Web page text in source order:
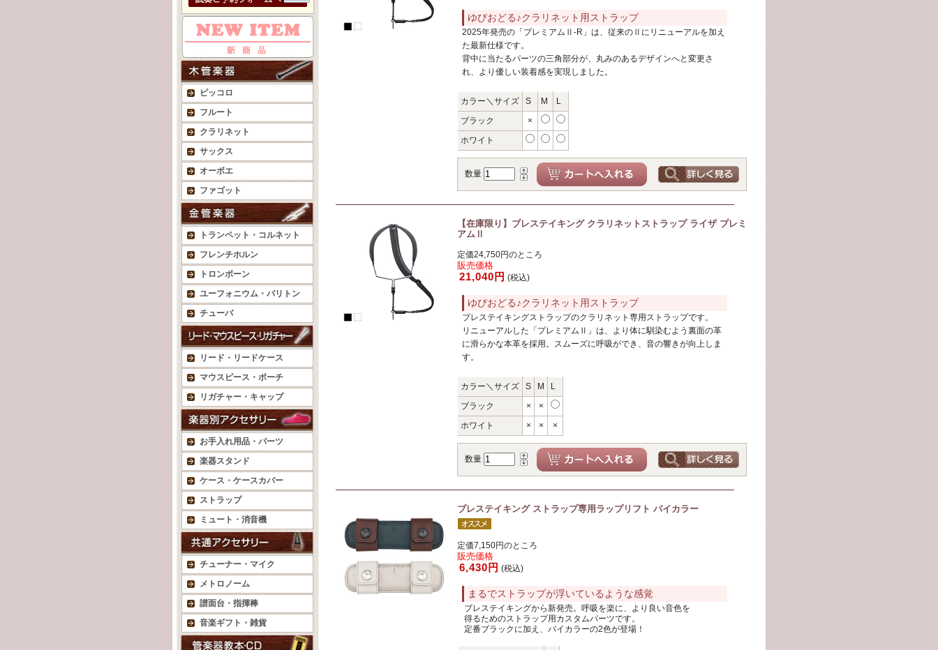
ピッコロ
フルート
クラリネット
サックス
オーボエ
ファゴット
トランペット・コルネット
フレンチホルン
トロンボーン
ユーフォニウム・バリトン
チューバ
リード・リードケース
マウスピース・ポーチ
リガチャー・キャップ
お手入れ用品・パーツ
楽器スタンド
ケース・ケースカバー
ストラップ
ミュート・消音機
チューナー・マイク
メトロノーム
譜面台・指揮棒
音楽ギフト・雑貨
ゆびおどる♪クラリネット用ストラップ
2025年発売の「プレミアムⅡ-R」は、従来のⅡにリニューアルを加え
た最新仕様です。
背中に当たるパーツの三角部分が、丸みのあるデザインへと変更さ
れ、より優しい装着感を実現しました。
カラー＼サイズ S M
L
ブラック
×
ホワイト
数量
【在庫限り】ブレステイキング クラリネットストラップ ライザ プレミ
アムⅡ
定価24,750円のところ
販売価格
21,040円 (税込)
ゆびおどる♪クラリネット用ストラップ
ブレステイキングストラップのクラリネット専用ストラップです。
リニューアルした「プレミアムⅡ」は、より体に馴染むよう裏面の革
に滑らかな本革を採用。スムーズに呼吸ができ、音の響きが向上しま
す。
カラー＼サイズ S M
L
ブラック
×
×
ホワイト
× × ×
数量
ブレステイキング ストラップ専用ラップリフト バイカラー
定価7,150円のところ
販売価格
6,430円 (税込)
まるでストラップが浮いているような感覚
ブレステイキングから新発売。呼吸を楽に、より良い音色を
得るためのストラップ用カスタムパーツです。
定番ブラックに加え、バイカラーの2色が登場！